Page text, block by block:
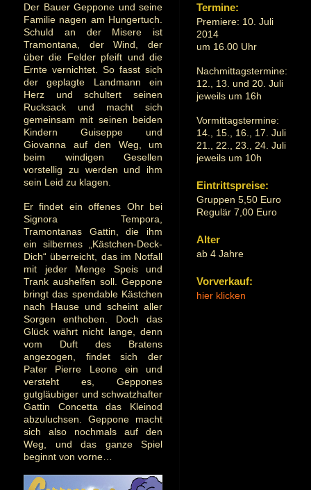
Der Bauer Geppone und seine
Familie nagen am Hungertuch.
Schuld an der Misere ist
Tramontana, der Wind, der
über die Felder pfeift und die
Ernte vernichtet. So fasst sich
der geplagte Landmann ein
Herz und schultert seinen
Rucksack und macht sich
gemeinsam mit seinen beiden
Kindern Guiseppe und
Giovanna auf den Weg, um
beim windigen Gesellen
vorstellig zu werden und ihm
sein Leid zu klagen.
Er findet ein offenes Ohr bei
Signora Tempora,
Tramontanas Gattin, die ihm
ein silbernes „Kästchen-Deck-
Dich“ überreicht, das im Notfall
mit jeder Menge Speis und
Trank aushelfen soll. Geppone
bringt das spendable Kästchen
nach Hause und scheint aller
Sorgen enthoben. Doch das
Glück währt nicht lange, denn
vom Duft des Bratens
angezogen, findet sich der
Pater Pierre Leone ein und
versteht es, Geppones
gutgläubiger und schwatzhafter
Gattin Concetta das Kleinod
abzuluchsen. Geppone macht
sich also nochmals auf den
Weg, und das ganze Spiel
beginnt von vorne…
Termine:
Premiere: 10. Juli
2014
um 16.00 Uhr
Nachmittagstermine:
12., 13. und 20. Juli
jeweils um 16h
Vormittagstermine:
14., 15., 16., 17. Juli
21., 22., 23., 24. Juli
jeweils um 10h
Eintrittspreise:
Gruppen 5,50 Euro
Regulär 7,00 Euro
Alter
ab 4 Jahre
Vorverkauf:
hier klicken